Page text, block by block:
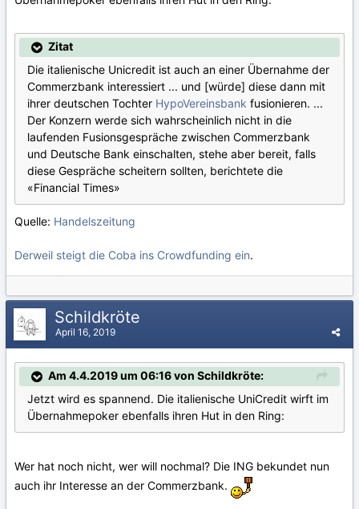
Zitat
Die italienische Unicredit ist auch an einer Übernahme der
Commerzbank interessiert ... und [würde] diese dann mit
ihrer deutschen Tochter HypoVereinsbank fusionieren. ...
Der Konzern werde sich wahrscheinlich nicht in die
laufenden Fusionsgespräche zwischen Commerzbank
und Deutsche Bank einschalten, stehe aber bereit, falls
diese Gespräche scheitern sollten, berichtete die
«Financial Times»
Quelle: Handelszeitung
Derweil steigt die Coba ins Crowdfunding ein.
Schildkröte
April 16, 2019
Am 4.4.2019 um 06:16 von Schildkröte:
Jetzt wird es spannend. Die italienische UniCredit wirft im
Übernahmepoker ebenfalls ihren Hut in den Ring:
Wer hat noch nicht, wer will nochmal? Die ING bekundet nun
auch ihr Interesse an der Commerzbank.